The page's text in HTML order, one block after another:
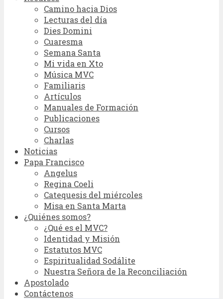
Camino hacia Dios
Lecturas del día
Dies Domini
Cuaresma
Semana Santa
Mi vida en Xto
Música MVC
Familiaris
Artículos
Manuales de Formación
Publicaciones
Cursos
Charlas
Noticias
Papa Francisco
Angelus
Regina Coeli
Catequesis del miércoles
Misa en Santa Marta
¿Quiénes somos?
¿Qué es el MVC?
Identidad y Misión
Estatutos MVC
Espiritualidad Sodálite
Nuestra Señora de la Reconciliación
Apostolado
Contáctenos